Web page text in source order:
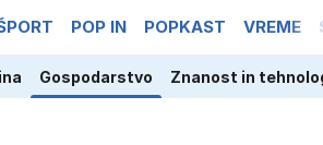
POP IN POPKAST VREME
Gospodarstvo Znanost in